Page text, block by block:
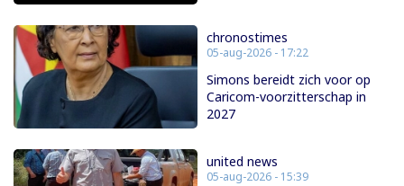
chronostimes
05-aug-2026 - 17:22
Simons bereidt zich voor op
Caricom-voorzitterschap in
2027
united news
05-aug-2026 - 15:39